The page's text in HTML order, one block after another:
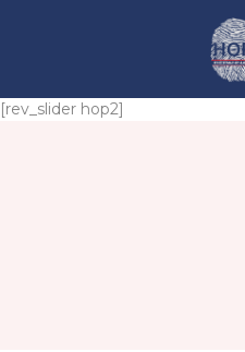
[rev_slider hop2]